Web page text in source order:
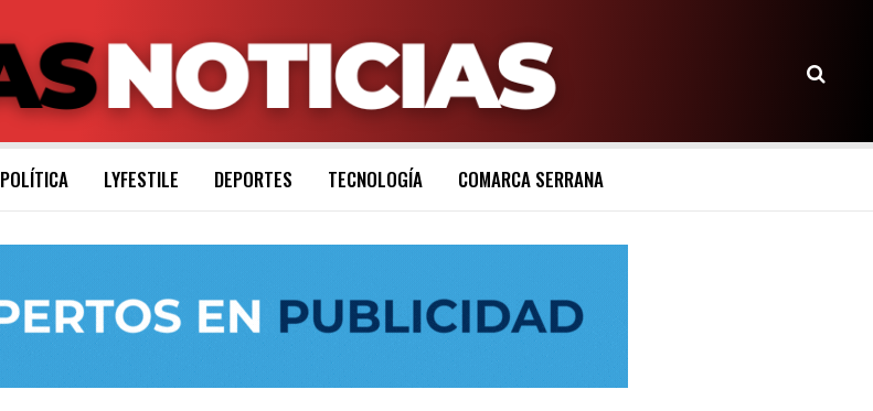
POLÍTICA LYFESTILE DEPORTES TECNOLOGÍA COMARCA SERRANA